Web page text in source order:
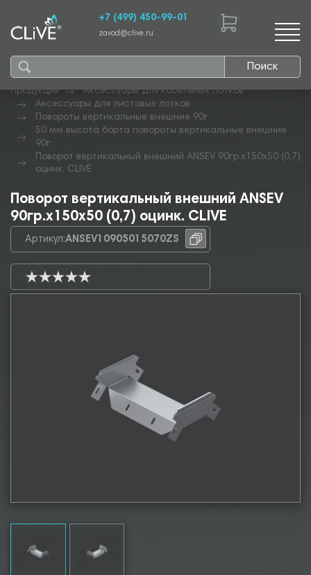
Поиск
+7 (499) 450-99-01
zavod@clive.ru
Продукция
Аксессуары для кабельных лотков
Аксессуары для листовых лотков
Повороты вертикальные внешние 90г
50 мм высота борта повороты вертикальные внешние
90г
Поворот вертикальный внешний ANSEV 90гр.х150х50 (0,7)
оцинк. CLIVE
Поворот вертикальный внешний ANSEV
90гр.х150х50 (0,7) оцинк. CLIVE
Артикул:ANSEV10905015070ZS